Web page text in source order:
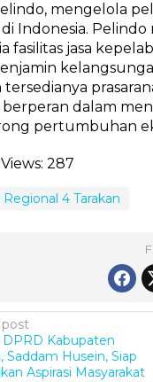
mengelola
Indonesia.
fasilitas jasa
tersedianya
berperan dalam
pertumbuhan
287
4 Tarakan
post
Kabupaten
Saddam Husein, Siap
Aspirasi Masyarakat